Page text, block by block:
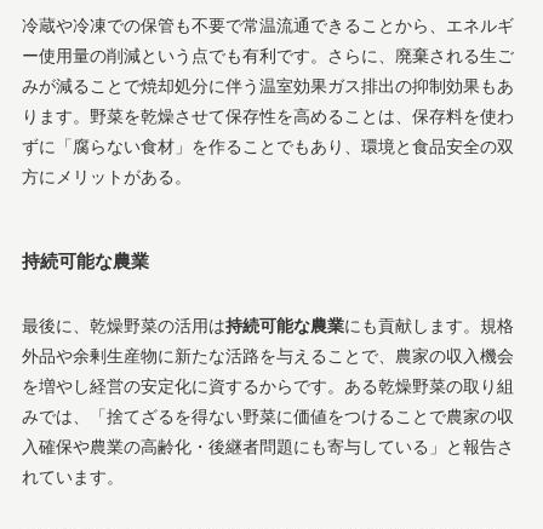
冷蔵や冷凍での保管も不要で常温流通できることから、エネルギ
ー使用量の削減という点でも有利です。さらに、廃棄される生ご
みが減ることで焼却処分に伴う温室効果ガス排出の抑制効果もあ
ります​。野菜を乾燥させて保存性を高めることは、保存料を使わ
ずに「腐らない食材」を作ることでもあり、環境と食品安全の双
方にメリットがある。
持続可能な農業
最後に、乾燥野菜の活用は持続可能な農業にも貢献します。規格
外品や余剰生産物に新たな活路を与えることで、農家の収入機会
を増やし経営の安定化に資するからです。ある乾燥野菜の取り組
みでは、「捨てざるを得ない野菜に価値をつけることで農家の収
入確保や農業の高齢化・後継者問題にも寄与している」と報告さ
れています​。